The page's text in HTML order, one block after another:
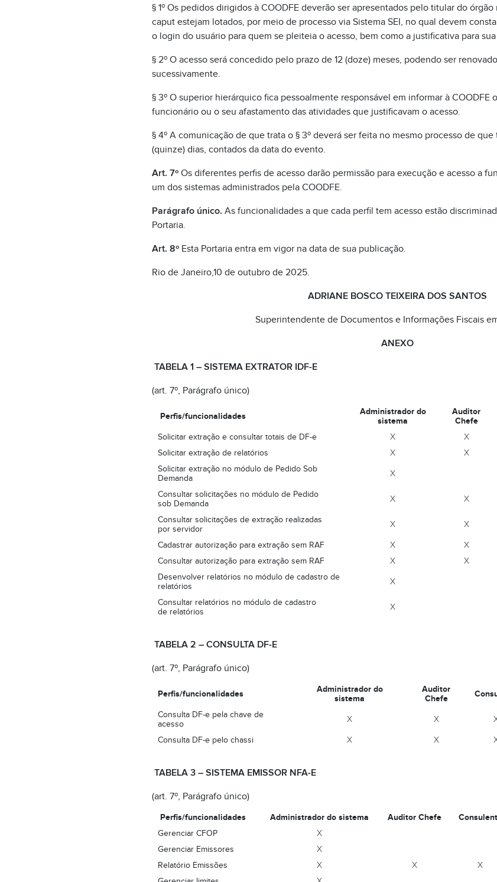
§ 1º Os pedidos dirigidos à COODFE deverão ser apresentados pelo titular do
caput estejam lotados, por meio de processo via Sistema SEI, no qual devem
o login do usuário para quem se pleiteia o acesso, bem como a justificativa para
§ 2º O acesso será concedido pelo prazo de 12 (doze) meses, podendo ser
sucessivamente.
§ 3º O superior hierárquico fica pessoalmente responsável em informar à COODFE
funcionário ou o seu afastamento das atividades que justificavam o acesso.
§ 4º A comunicação de que trata o § 3º deverá ser feita no mesmo processo de
(quinze) dias, contados da data do evento.
Art. 7ºOs diferentes perfis de acesso darão permissão para execução e acesso a
um dos sistemas administrados pela COODFE.
Parágrafo único. As funcionalidades a que cada perfil tem acesso estão
Portaria.
Art. 8ºEsta Portaria entra em vigor na data de sua publicação.
Rio de Janeiro,10 de outubro de 2025.
ADRIANE BOSCO TEIXEIRA DOS SANTOS
Superintendente de Documentos e Informações Fiscais
ANEXO
TABELA 1 – SISTEMA EXTRATOR IDF-E
(art. 7º, Parágrafo único)
Perfis/funcionalidades
Administrador do
sistema
Auditor
Chefe
Solicitar extração e consultar totais de DF-e
X X
Solicitar extração de relatórios
X X
Solicitar extração no módulo de Pedido Sob
Demanda
X
Consultar solicitações no módulo de Pedido
sob Demanda
X X
Consultar solicitações de extração realizadas
por servidor
X X
Cadastrar autorização para extração sem RAF X
X
Consultar autorização para extração sem RAF
X X
Desenvolver relatórios no módulo de cadastro de
relatórios
X
Consultar relatórios no módulo de cadastro
de relatórios
X
TABELA 2 – CONSULTA DF-E
(art. 7º, Parágrafo único)
Perfis/funcionalidades
Administrador do
sistema
Auditor
Chefe
Consulta DF-e pela chave de
acesso
X X
Consulta DF-e pelo chassi X X
TABELA 3 – SISTEMA EMISSOR NFA-E
(art. 7º, Parágrafo único)
Perfis/funcionalidades Administrador do sistema Auditor Chefe
Gerenciar CFOP
X
Gerenciar Emissores
X
Relatório Emissões
X X X